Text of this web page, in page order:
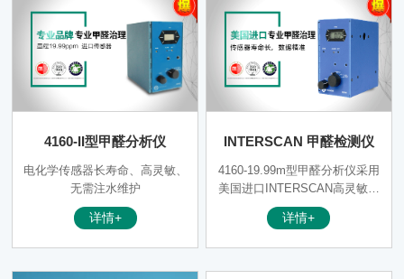
4160-II型甲醛分析仪
电化学传感器长寿命、高灵敏、
无需注水维护
详情+
INTERSCAN 甲醛检测仪
4160-19.99m型甲醛分析仪采用
美国进口INTERSCAN高灵敏甲
醛电化学传感器和中央处理器组
成，其灵敏度大于扩散性传感器
详情+